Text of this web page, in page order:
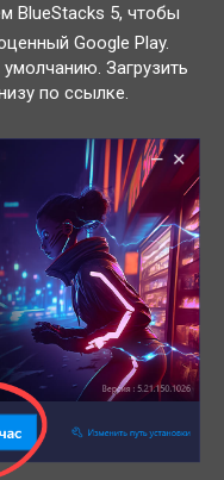
BlueStacks 5, чтобы
Google Play.
Загрузить
по ссылке.